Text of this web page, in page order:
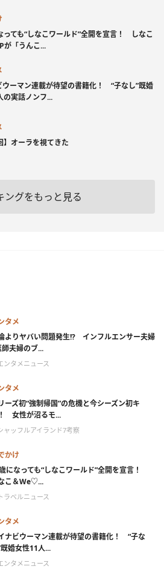
っても“しなこワールド”全開を宣言！ しなこ
が「うんこ...
ウーマン連載が待望の書籍化！ “子なし”既婚
の実話ノンフ...
】オーラを視てきた
ングをもっと見る
タメ
よりヤバい問題発生!? インフルエンサー夫婦
師夫婦のブ...
ンタメニュース
タメ
ーズ初“強制帰国”の危機と今シーズン初キ
女性が沼るモ...
ャッフルアイランド7考察
かけ
になっても“しなこワールド”全開を宣言！
こ＆We♡...
ラベルニュース
タメ
ナビウーマン連載が待望の書籍化！ “子な
既婚女性11人...
ンタメニュース